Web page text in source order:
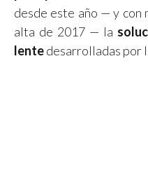
desde este año — y con
alta de 2017 — la
lentedesarrolladas por